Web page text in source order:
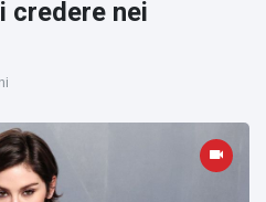
credere nei